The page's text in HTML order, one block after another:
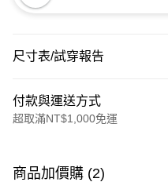
尺寸表/試穿報告
付款與運送方式
超取滿NT$1,000免運
信用卡一次付款
商品加價購 (2)